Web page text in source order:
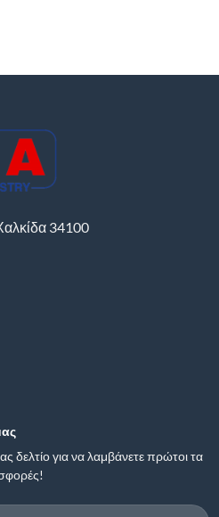
34100
δελτίο για να λαμβάνετε πρώτοι τα